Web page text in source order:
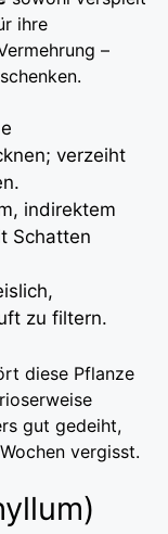
ihre
–
verzeiht
indirektem
Schatten
zu filtern.
diese Pflanze
gut gedeiht,
vergisst.